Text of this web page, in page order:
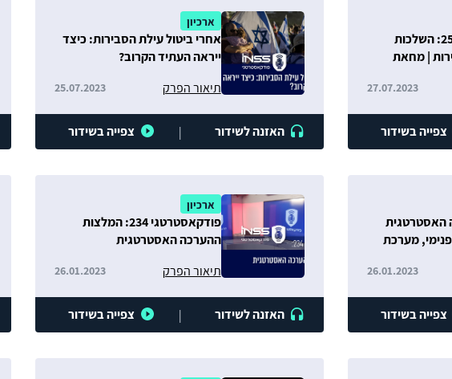
פודקאסטרטגי 256: השלכות
| מחאת
27.07.2023
צפייה בשידור
ארכיון
אחרי ביטול עילת הסבירות: כיצד
ייראה העתיד הקרוב?
תיאור הפרק
25.07.2023
האזנה לשידור | צפייה בשידור
האסטרטגית
הפנימי, מערכת
26.01.2023
צפייה בשידור
ארכיון
פודקאסטרטגי 234: המלצות
ההערכה האסטרטגית
תיאור הפרק
26.01.2023
האזנה לשידור | צפייה בשידור